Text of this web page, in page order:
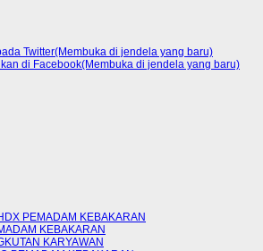
Twitter(Membuka di jendela yang baru)
di Facebook(Membuka di jendela yang baru)
PEMADAM KEBAKARAN
KEBAKARAN
KARYAWAN